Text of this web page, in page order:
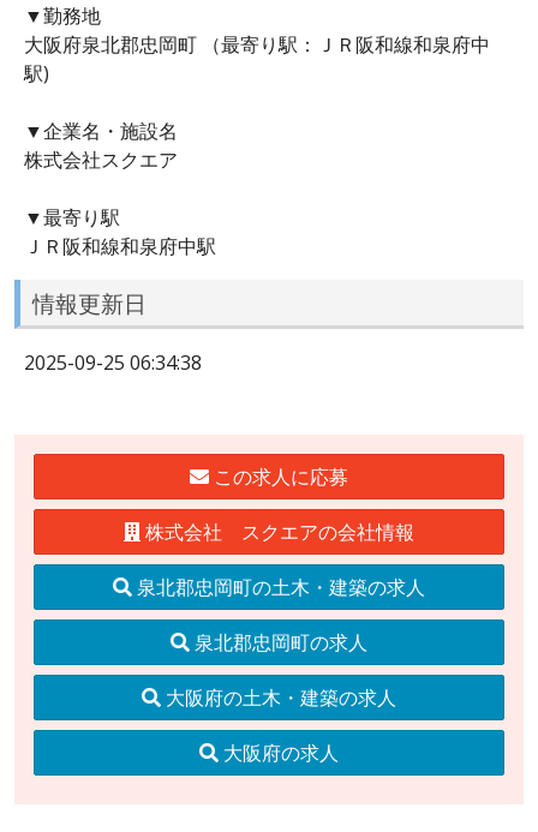
▼勤務地
大阪府泉北郡忠岡町 （最寄り駅：ＪＲ阪和線和泉府中
駅)
▼企業名・施設名
株式会社スクエア
▼最寄り駅
ＪＲ阪和線和泉府中駅
情報更新日
2025-09-25 06:34:38
この求人に応募
株式会社 スクエアの会社情報
泉北郡忠岡町の土木・建築の求人
泉北郡忠岡町の求人
大阪府の土木・建築の求人
大阪府の求人